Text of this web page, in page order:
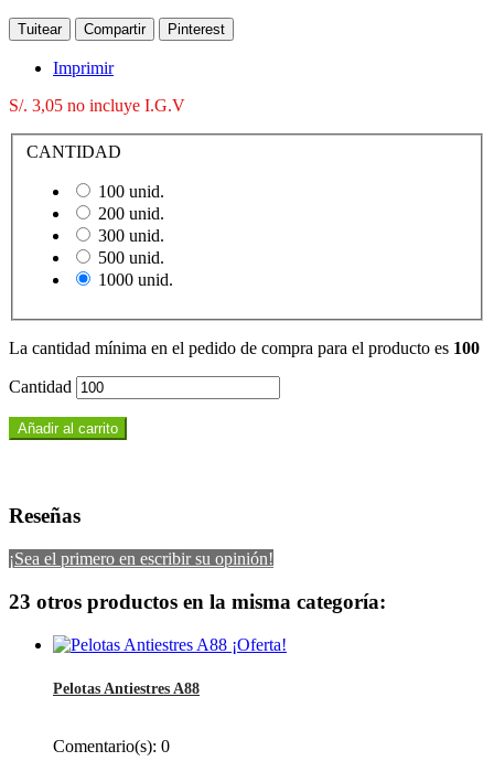
Tuitear Compartir Pinterest
Imprimir
S/. 3,05 no incluye I.G.V
CANTIDAD
100 unid.
200 unid.
300 unid.
500 unid.
1000 unid.
La cantidad mínima en el pedido de compra para el producto es 100
Cantidad
Añadir al carrito
Reseñas
¡Sea el primero en escribir su opinión!
23 otros productos en la misma categoría:
¡Oferta!
Pelotas Antiestres A88
Comentario(s): 0